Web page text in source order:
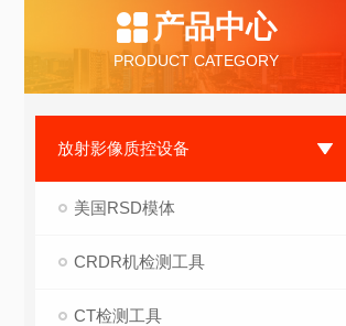
产品中心
PRODUCT CATEGORY
放射影像质控设备
美国RSD模体
CRDR机检测工具
CT检测工具